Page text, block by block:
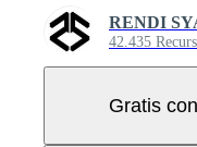
RENDI
42.435
Gratis